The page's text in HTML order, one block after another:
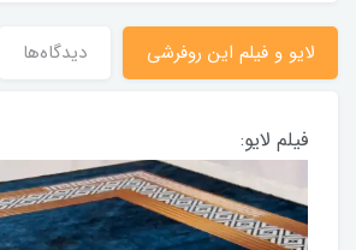
لایو و فیلم این روفرشی دیدگاه‌ها
فیلم لایو: